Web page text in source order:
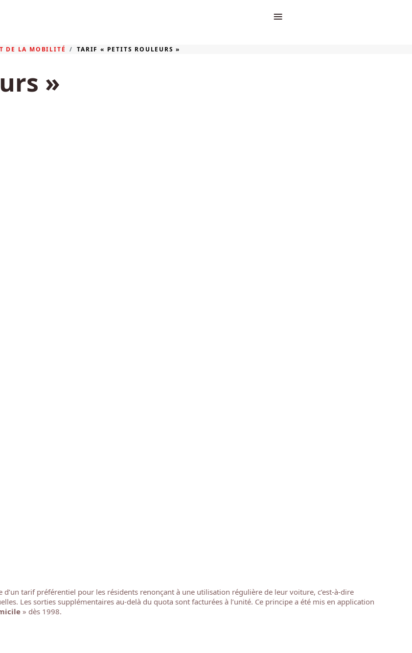
≡
DE LA MOBILITÉ TARIF « PETITS ROULEURS »
»
tarif préférentiel pour les résidents renonçant à une utilisation régulière de leur voiture, c’est-à-dire
Les sorties supplémentaires au-delà du quota sont facturées à l’unité. Ce principe a été mis en application
» dès 1998.